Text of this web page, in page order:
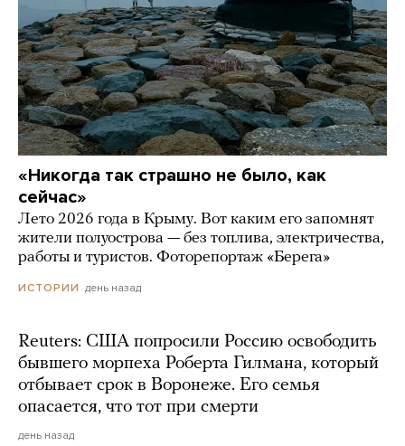
«Никогда так страшно не было, как
сейчас»
Лето 2026 года в Крыму. Вот каким его запомнят
жители полуострова — без топлива, электричества,
работы и туристов. Фоторепортаж «Берега»
ИСТОРИИ день назад
Reuters: США попросили Россию освободить
бывшего морпеха Роберта Гилмана, который
отбывает срок в Воронеже. Его семья
опасается, что тот при смерти
день назад